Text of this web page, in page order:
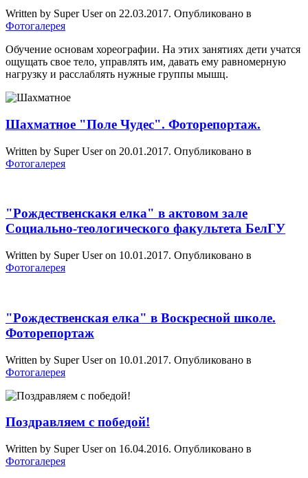
Written by Super User on 22.03.2017. Опубликовано в
Фотогалерея
Обучение основам хореографии. На этих занятиях дети учатся
ощущать свое тело, управлять им, давать ему равномерную
нагрузку и расслаблять нужные группы мышц.
Шахматное "Поле Чудес". Фоторепортаж.
Written by Super User on 20.01.2017. Опубликовано в
Фотогалерея
"Рождественскакя елка" в актовом зале
Социально-теологического факультета БелГУ
Written by Super User on 10.01.2017. Опубликовано в
Фотогалерея
"Рождественская елка" в Воскресной школе.
Фоторепортаж
Written by Super User on 10.01.2017. Опубликовано в
Фотогалерея
Поздравляем с победой!
Written by Super User on 16.04.2016. Опубликовано в
Фотогалерея